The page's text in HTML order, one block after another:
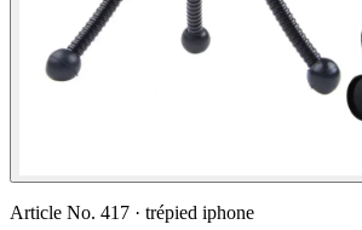
Article No. 417 · trépied iphone